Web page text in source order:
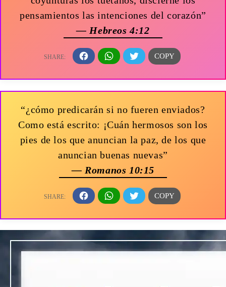
pensamientos las intenciones del corazón”
— Hebreos 4:12
“¿cómo predicarán si no fueren enviados?
Como está escrito: ¡Cuán hermosos son los
pies de los que anuncian la paz, de los que
anuncian buenas nuevas”
— Romanos 10:15